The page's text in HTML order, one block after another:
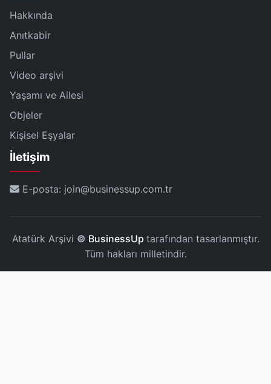
Hakkında
Anıtkabir
Pullar
Video arşivi
Yaşamı ve Ailesi
Objeler
Kişisel Eşyalar
İletişim
E-posta: join@businessup.com.tr
Atatürk Arşivi © BusinessUp tarafından tasarlanmıştır.
Tüm hakları milletindir.